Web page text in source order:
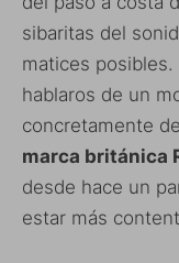
sibaritas del
matices posibles.
hablaros de un
concretamente
marca británica
desde hace un
estar más